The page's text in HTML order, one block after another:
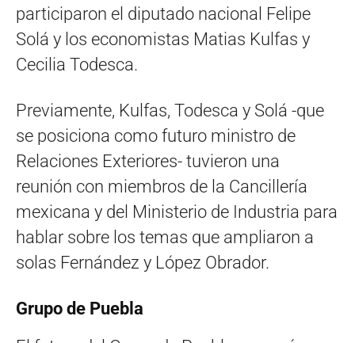
participaron el diputado nacional Felipe
Solá y los economistas Matias Kulfas y
Cecilia Todesca.
Previamente, Kulfas, Todesca y Solá -que
se posiciona como futuro ministro de
Relaciones Exteriores- tuvieron una
reunión con miembros de la Cancillería
mexicana y del Ministerio de Industria para
hablar sobre los temas que ampliaron a
solas Fernández y López Obrador.
Grupo de Puebla